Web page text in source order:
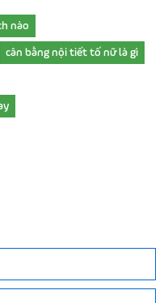
nào
cân bằng nội tiết tố nữ là gì